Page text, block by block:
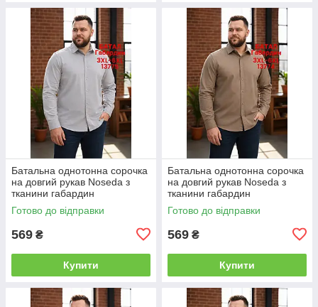
Батальна однотонна сорочка
на довгий рукав Noseda з
тканини габардин
Готово до відправки
569 ₴
Купити
Батальна однотонна сорочка
на довгий рукав Noseda з
тканини габардин
Готово до відправки
569 ₴
Купити